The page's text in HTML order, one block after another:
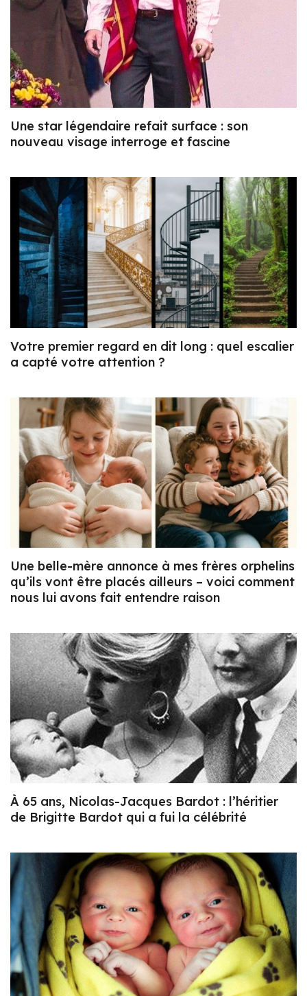
Une star légendaire refait surface : son
nouveau visage interroge et fascine
Votre premier regard en dit long : quel escalier
a capté votre attention ?
Une belle-mère annonce à mes frères orphelins
qu’ils vont être placés ailleurs – voici comment
nous lui avons fait entendre raison
À 65 ans, Nicolas-Jacques Bardot : l’héritier
de Brigitte Bardot qui a fui la célébrité